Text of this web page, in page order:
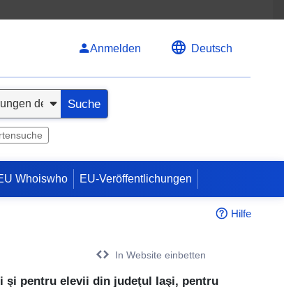
Anmelden Deutsch
Suche
Whoiswho EU-Veröffentlichungen
Hilfe
In Website einbetten
şi pentru elevii din judeţul Iaşi, pentru